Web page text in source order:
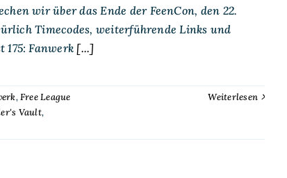
wir über das Ende der FeenCon, den 22.
Timecodes, weiterführende Links und
Fanwerk [...]
,Free League
Vault,
Weiterlesen